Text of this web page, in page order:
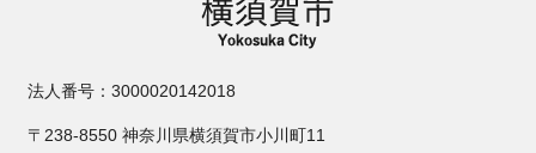
法人番号：3000020142018
〒238-8550 神奈川県横須賀市小川町11